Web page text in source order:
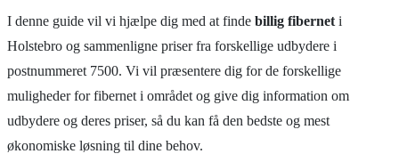
I denne guide vil vi hjælpe dig med at finde billig fibernet i
Holstebro og sammenligne priser fra forskellige udbydere i
postnummeret 7500. Vi vil præsentere dig for de forskellige
muligheder for fibernet i området og give dig information om
udbydere og deres priser, så du kan få den bedste og mest
økonomiske løsning til dine behov.